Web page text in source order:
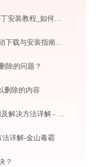
疯歌音效平台VST插件/补丁安装教程_如何加载插件效果包
HP Deskjet 3840打印机驱动下载与安装指南：一步步教您操作
除的问题？
删除的内容
win7 32位ntdll.dll错误原因及解决方法详解 - 金山毒霸
法详解-金山毒霸
？